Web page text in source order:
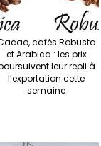
cafés Robusta
et Arabica : les prix
leur repli à
l’exportation cette
semaine